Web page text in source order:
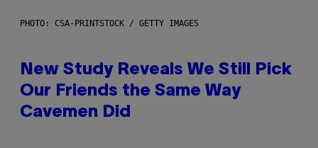
PHOTO: CSA-PRINTSTOCK / GETTY IMAGES
New Study Reveals We Still Pick
Our Friends the Same Way
Cavemen Did